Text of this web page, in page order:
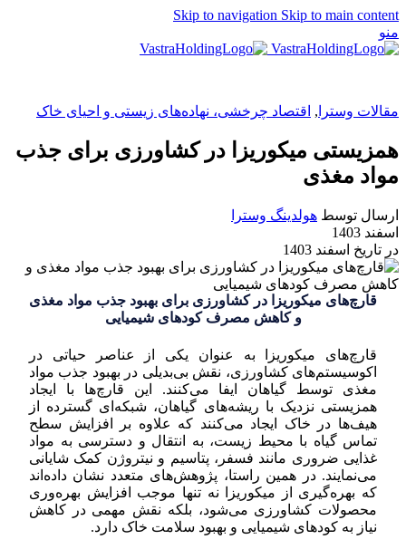
Skip to navigation Skip to main content
منو
مقالات وسترا , اقتصاد چرخشی، نهاده‌های زیستی و احیای خاک
همزیستی میکوریزا در کشاورزی برای جذب
مواد مغذی
ارسال توسط هولدینگ وسترا
اسفند 1403
در تاریخ اسفند 1403
قارچ‌های میکوریزا در کشاورزی برای بهبود جذب مواد مغذی
و کاهش مصرف کودهای شیمیایی
قارچ‌های میکوریزا به عنوان یکی از عناصر حیاتی در
اکوسیستم‌های کشاورزی، نقش بی‌بدیلی در بهبود جذب مواد
مغذی توسط گیاهان ایفا می‌کنند. این قارچ‌ها با ایجاد
همزیستی نزدیک با ریشه‌های گیاهان، شبکه‌ای گسترده از
هیف‌ها در خاک ایجاد می‌کنند که علاوه بر افزایش سطح
تماس گیاه با محیط زیست، به انتقال و دسترسی به مواد
غذایی ضروری مانند فسفر، پتاسیم و نیتروژن کمک شایانی
می‌نمایند. در همین راستا، پژوهش‌های متعدد نشان داده‌اند
که بهره‌گیری از میکوریزا نه تنها موجب افزایش بهره‌وری
محصولات کشاورزی می‌شود، بلکه نقش مهمی در کاهش
نیاز به کودهای شیمیایی و بهبود سلامت خاک دارد.